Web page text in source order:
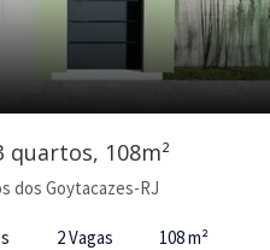
quartos, 108m²
dos Goytacazes-RJ
2 Vagas 108 m²